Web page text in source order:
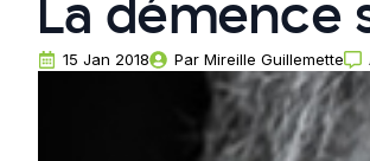
La démence
15 Jan 2018 Par Mireille Guillemette